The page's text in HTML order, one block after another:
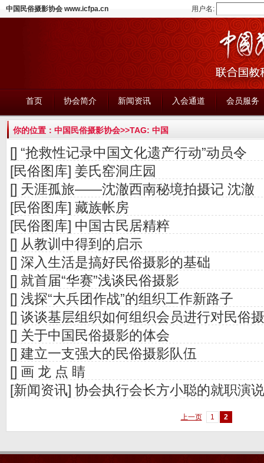
中国民俗摄影协会 www.icfpa.cn 用户名:
首页 协会简介 新闻资讯 入会通道 会员服务
你的位置： 中国民俗摄影协会>>TAG: 中国
[] “抢救性记录中国文化遗产行动”动员令
[民俗图库] 姜氏窑洞庄园
[] 天涯孤旅――沈澈西南秘境拍摄记 沈澈
[民俗图库] 藏族帐房
[民俗图库] 中国古民居精粹
[] 从教训中得到的启示
[] 深入生活是搞好民俗摄影的基础
[] 就首届“华赛”浅谈民俗摄影
[] 浅探“大兵团作战”的组织工作新路子
[] 谈谈基层组织如何组织会员进行对民俗
[] 关于中国民俗摄影的体会
[] 建立一支强大的民俗摄影队伍
[] 画 龙 点 睛
[新闻资讯] 协会执行会长方小聪的就职演说
上一页 1 2